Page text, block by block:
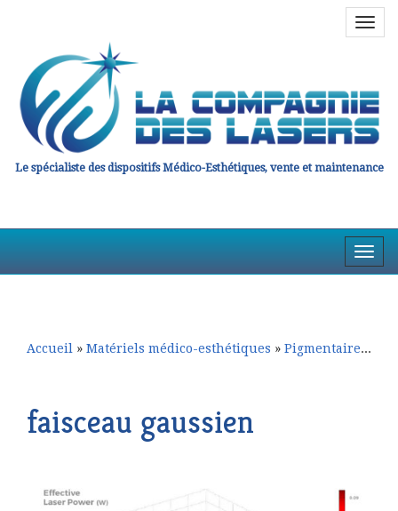
Le spécialiste des dispositifs Médico-Esthétiques, vente et maintenance
la
en
Accueil » Matériels médico-esthétiques » Pigmentaire et Détatouage
faisceau gaussien